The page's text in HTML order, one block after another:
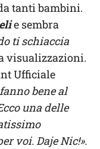
tanti bambini.
e sembra
ti schiaccia
visualizzazioni.
Ufficiale
bene al
una delle
voi. Daje Nic!».